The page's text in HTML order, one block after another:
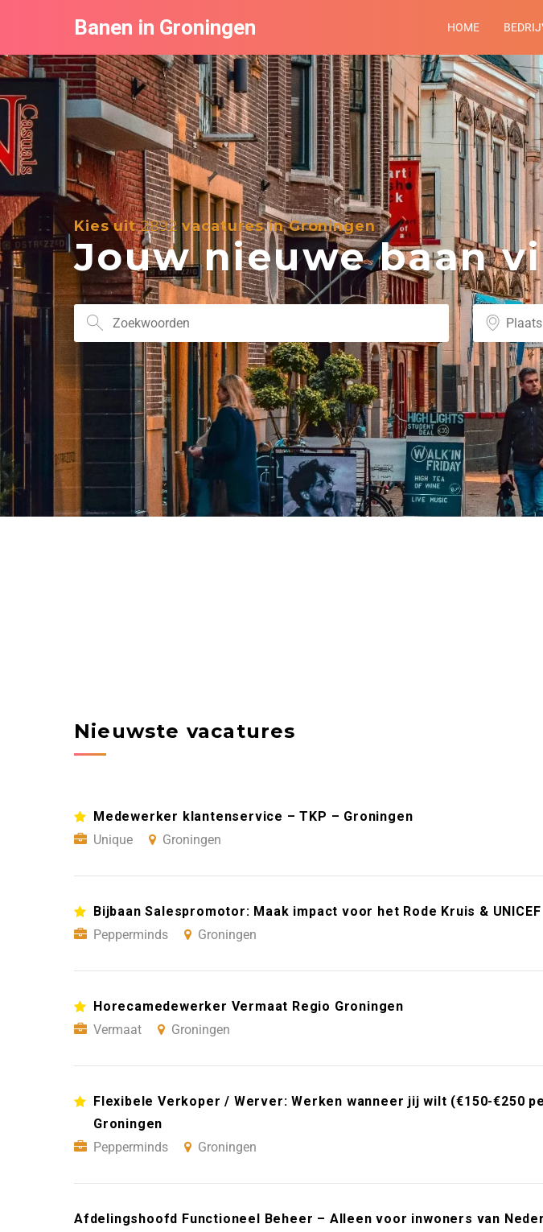
Banen in Groningen HOME
Kies uit2892 vacatures in Groningen
Jouw nieuwe baan
Nieuwste vacatures
Medewerker klantenservice – TKP – Groningen
Unique
Groningen
Bijbaan Salespromotor: Maak impact voor het Rode Kruis & UNICEF
Pepperminds
Groningen
Horecamedewerker Vermaat Regio Groningen
Vermaat
Groningen
Flexibele Verkoper / Werver: Werken wanneer jij wilt (€150-€250
Groningen
Pepperminds
Groningen
Afdelingshoofd Functioneel Beheer – Alleen voor inwoners van